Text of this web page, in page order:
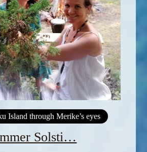
Island through Merike’s eyes
Solsti…